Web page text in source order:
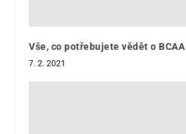
Vše, co potřebujete vědět o BCAA
7. 2. 2021